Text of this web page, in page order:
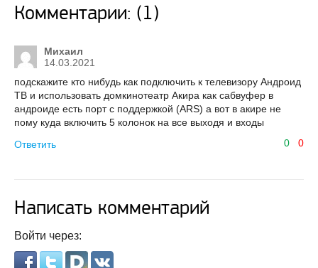
Комментарии: (1)
Михаил
14.03.2021
подскажите кто нибудь как подключить к телевизору Андроид
ТВ и использовать домкинотеатр Акира как сабвуфер в
андроиде есть порт с поддержкой (ARS) а вот в акире не
пому куда включить 5 колонок на все выходя и входы
Ответить
0
0
Написать комментарий
Войти через: